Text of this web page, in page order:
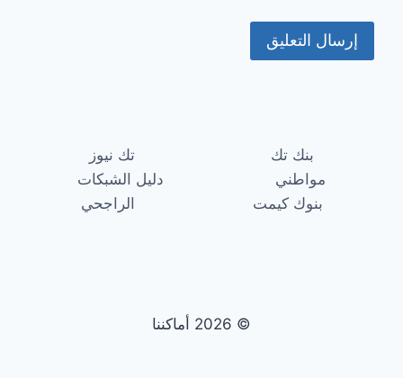
بنك تك
تك نيوز
مواطني
دليل الشبكات
بنوك كيمت
الراجحي
© 2026 أماكننا